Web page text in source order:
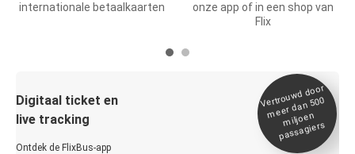
internationale betaalkaarten
onze app of in een shop van
Flix
Digitaal ticket en
live tracking
Ontdek de FlixBus-app
Vertrou
wd door
meer dan 500
miljoen
passagiers